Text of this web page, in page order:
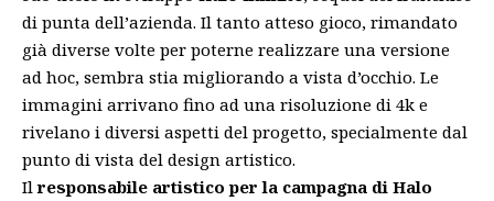
di punta dell’azienda. Il tanto atteso gioco, rimandato
già diverse volte per poterne realizzare una versione
ad hoc, sembra stia migliorando a vista d’occhio. Le
immagini arrivano fino ad una risoluzione di 4k e
rivelano i diversi aspetti del progetto, specialmente dal
punto di vista del design artistico.
Ilresponsabile artistico per la campagna di Halo